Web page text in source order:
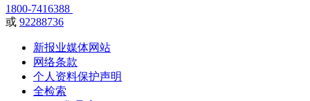
1800-7416388
或 92288736
新报业媒体网站
网络条款
个人资料保护声明
全检索